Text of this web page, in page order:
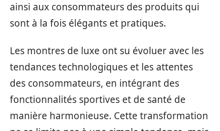
ainsi aux consommateurs des produits qui
sont à la fois élégants et pratiques.
Les montres de luxe ont su évoluer avec les
tendances technologiques et les attentes
des consommateurs, en intégrant des
fonctionnalités sportives et de santé de
manière harmonieuse. Cette transformation